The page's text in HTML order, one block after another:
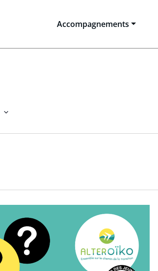
Accompagnements